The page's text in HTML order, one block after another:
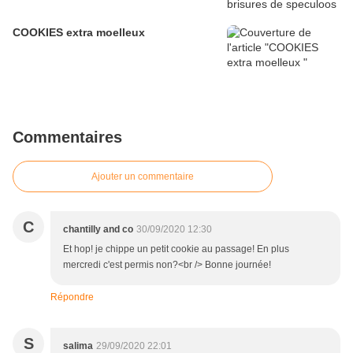
COOKIES extra moelleux
Commentaires
Ajouter un commentaire
C chantilly and co 30/09/2020 12:30
Et hop! je chippe un petit cookie au passage! En plus
mercredi c'est permis non?<br /> Bonne journée!
Répondre
S salima 29/09/2020 22:01